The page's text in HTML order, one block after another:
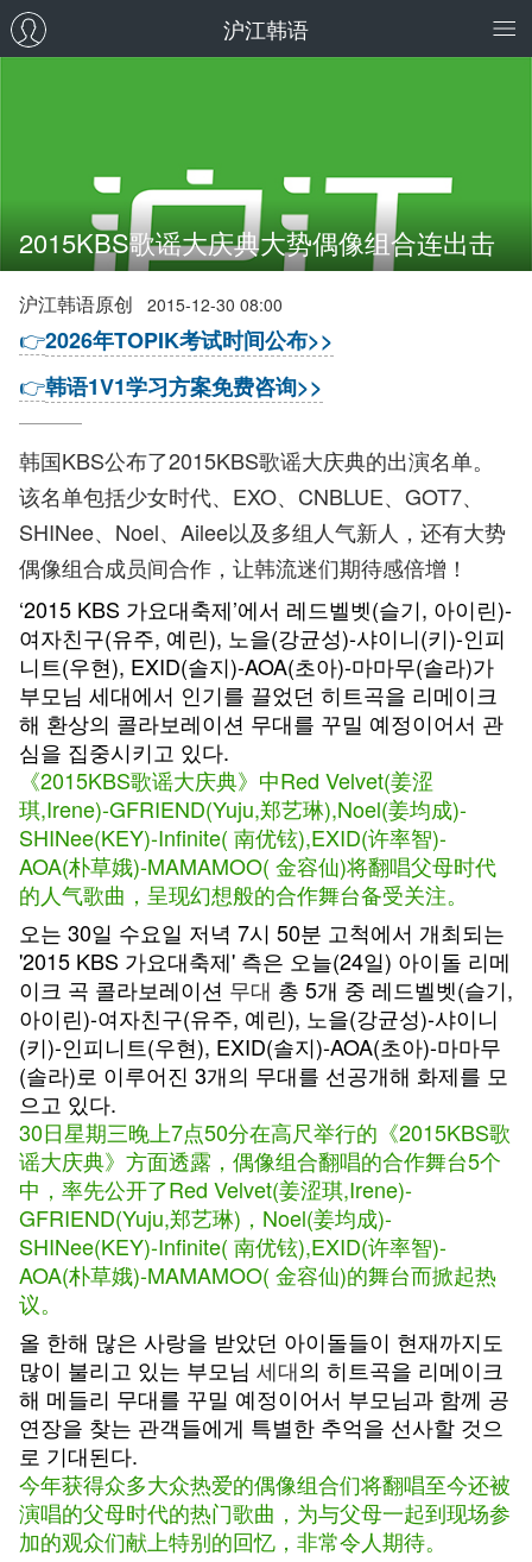
沪江韩语
2015KBS歌谣大庆典大势偶像组合连出击
沪江韩语原创 2015-12-30 08:00
👉2026年TOPIK考试时间公布>>
👉韩语1V1学习方案免费咨询>>
韩国KBS公布了2015KBS歌谣大庆典的出演名单。
该名单包括少女时代、EXO、CNBLUE、GOT7、
SHINee、Noel、Ailee以及多组人气新人，还有大势
偶像组合成员间合作，让韩流迷们期待感倍增！
‘2015 KBS 가요대축제’에서 레드벨벳(슬기, 아이린)-
여자친구(유주, 예린), 노을(강균성)-샤이니(키)-인피
니트(우현), EXID(솔지)-AOA(초아)-마마무(솔라)가
부모님 세대에서 인기를 끌었던 히트곡을 리메이크
해 환상의 콜라보레이션 무대를 꾸밀 예정이어서 관
심을 집중시키고 있다.
《2015KBS歌谣大庆典》中Red Velvet(姜涩
琪,Irene)-GFRIEND(Yuju,郑艺琳),Noel(姜均成)-
SHINee(KEY)-Infinite( 南优铉),EXID(许率智)-
AOA(朴草娥)-MAMAMOO( 金容仙)将翻唱父母时代
的人气歌曲，呈现幻想般的合作舞台备受关注。
오는 30일 수요일 저녁 7시 50분 고척에서 개최되는
'2015 KBS 가요대축제' 측은 오늘(24일) 아이돌 리메
이크 곡 콜라보레이션 무대 총 5개 중 레드벨벳(슬기,
아이린)-여자친구(유주, 예린), 노을(강균성)-샤이니
(키)-인피니트(우현), EXID(솔지)-AOA(초아)-마마무
(솔라)로 이루어진 3개의 무대를 선공개해 화제를 모
으고 있다.
30日星期三晚上7点50分在高尺举行的《2015KBS歌
谣大庆典》方面透露，偶像组合翻唱的合作舞台5个
中，率先公开了Red Velvet(姜涩琪,Irene)-
GFRIEND(Yuju,郑艺琳)，Noel(姜均成)-
SHINee(KEY)-Infinite( 南优铉),EXID(许率智)-
AOA(朴草娥)-MAMAMOO( 金容仙)的舞台而掀起热
议。
올 한해 많은 사랑을 받았던 아이돌들이 현재까지도
많이 불리고 있는 부모님 세대의 히트곡을 리메이크
해 메들리 무대를 꾸밀 예정이어서 부모님과 함께 공
연장을 찾는 관객들에게 특별한 추억을 선사할 것으
로 기대된다.
今年获得众多大众热爱的偶像组合们将翻唱至今还被
演唱的父母时代的热门歌曲，为与父母一起到现场参
加的观众们献上特别的回忆，非常令人期待。